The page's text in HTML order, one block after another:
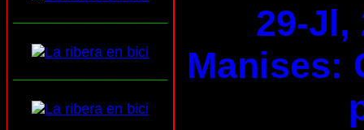
29-Jl,
Manises: